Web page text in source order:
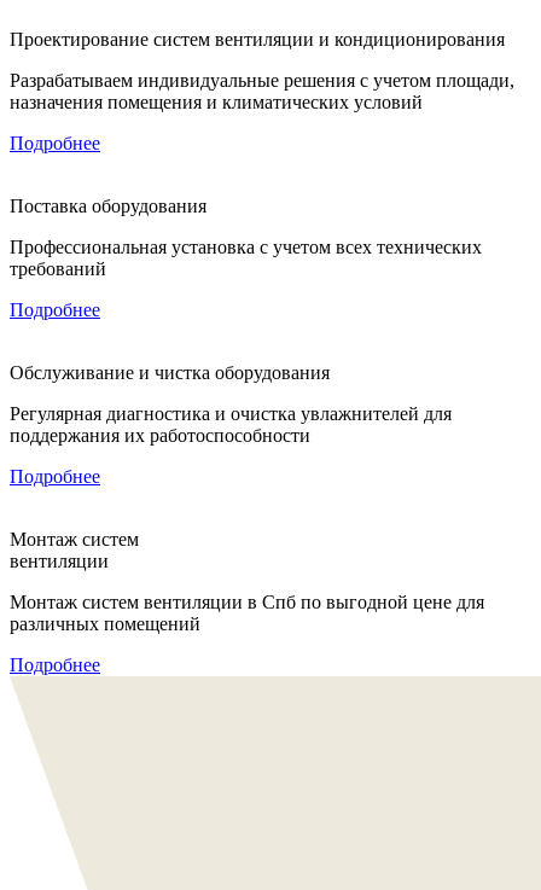
Проектирование систем вентиляции и кондиционирования
Разрабатываем индивидуальные решения с учетом площади,
назначения помещения и климатических условий
Подробнее
Поставка оборудования
Профессиональная установка с учетом всех технических
требований
Подробнее
Обслуживание и чистка оборудования
Регулярная диагностика и очистка увлажнителей для
поддержания их работоспособности
Подробнее
Монтаж систем
вентиляции
Монтаж систем вентиляции в Спб по выгодной цене для
различных помещений
Подробнее